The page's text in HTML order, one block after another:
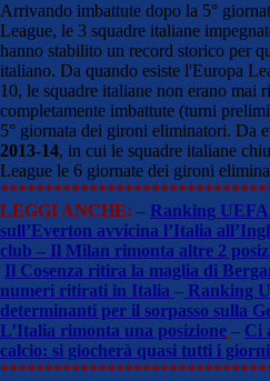
Arrivando imbattute dopo la 5°
League, le 3 squadre italiane
hanno stabilito un record storico per
italiano. Da quando esiste l'Europa
10, le squadre italiane non erano mai
completamente imbattute (turni
5° giornata dei gironi eliminatori. Da
2013-14, in cui le squadre italiane
League le 6 giornate dei gironi
LEGGI ANCHE: – Ranking UEFA
sull’Everton avvicina l’Italia
club – Il Milan rimonta altre 2
Il Cosenza ritira la maglia di
numeri ritirati in Italia – Ranking
determinanti per il sorpasso sulla
L’Italia rimonta una posizione – Ci
calcio: si giocherà quasi tutti i